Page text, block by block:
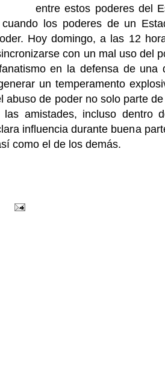
entre estos poderes del
los poderes de un
Hoy domingo, a las 12
con un mal uso del
en la defensa de una
un temperamento
de poder no solo parte
amistades, incluso dentro
influencia durante buena
como el de los demás.